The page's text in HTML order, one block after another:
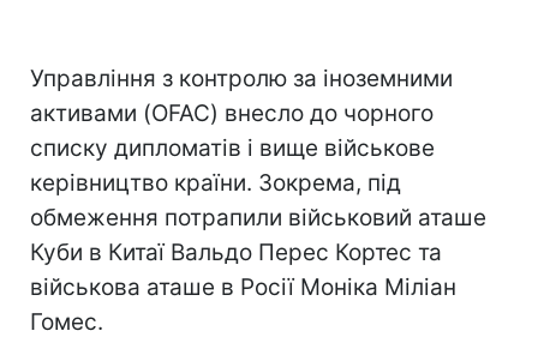
Управління з контролю за іноземними
активами (OFAC) внесло до чорного
списку дипломатів і вище військове
керівництво країни. Зокрема, під
обмеження потрапили військовий аташе
Куби в Китаї Вальдо Перес Кортес та
військова аташе в Росії Моніка Міліан
Гомес.